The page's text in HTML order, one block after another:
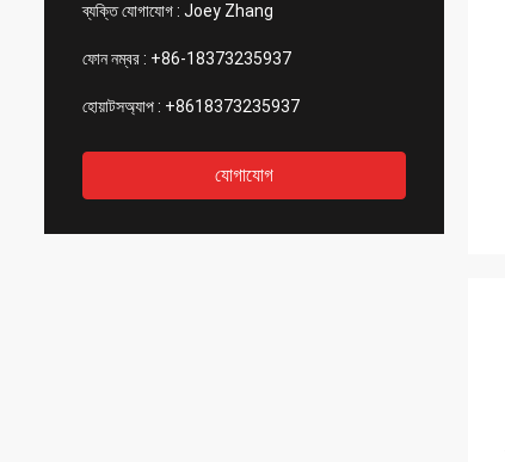
ব্যক্তি যোগাযোগ : Joey Zhang
ফোন নম্বর : +86-18373235937
হোয়াটসঅ্যাপ : +8618373235937
যোগাযোগ